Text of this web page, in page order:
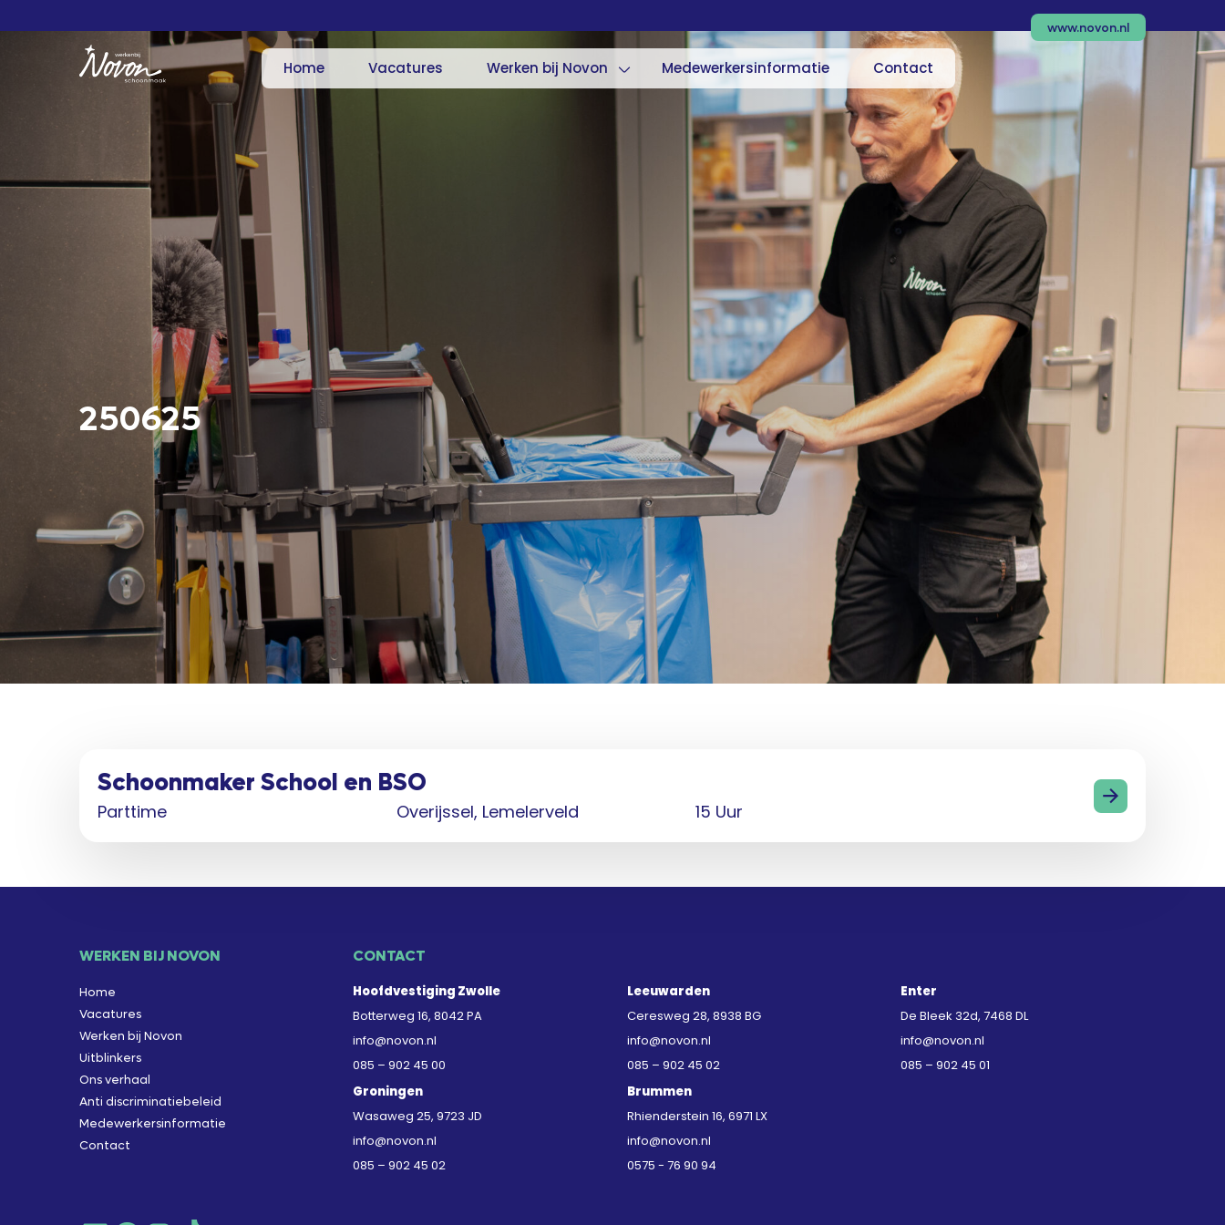
www.novon.nl
Home Vacatures Werken bij Novon Medewerkersinformatie Contact
250625
Schoonmaker School en BSO
Parttime Overijssel, Lemelerveld 15 Uur
WERKEN BIJ NOVON
Home
Vacatures
Werken bij Novon
Uitblinkers
Ons verhaal
Anti discriminatiebeleid
Medewerkersinformatie
Contact
CONTACT
Hoofdvestiging Zwolle
Botterweg 16, 8042 PA
info@novon.nl
085 – 902 45 00
Leeuwarden
Ceresweg 28, 8938 BG
info@novon.nl
085 – 902 45 02
Enter
De Bleek 32d, 7468 DL
info@novon.nl
085 – 902 45 01
Groningen
Wasaweg 25, 9723 JD
info@novon.nl
085 – 902 45 02
Brummen
Rhienderstein 16, 6971 LX
info@novon.nl
0575 - 76 90 94